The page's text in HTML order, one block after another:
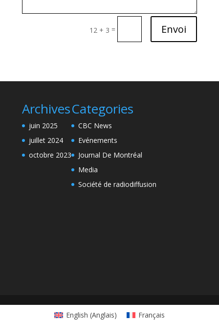
12 + 3 = Envoi
Archives
juin 2025
juillet 2024
octobre 2023
Categories
CBC News
Evénements
Journal De Montréal
Media
Société de radiodiffusion
English (Anglais) Français